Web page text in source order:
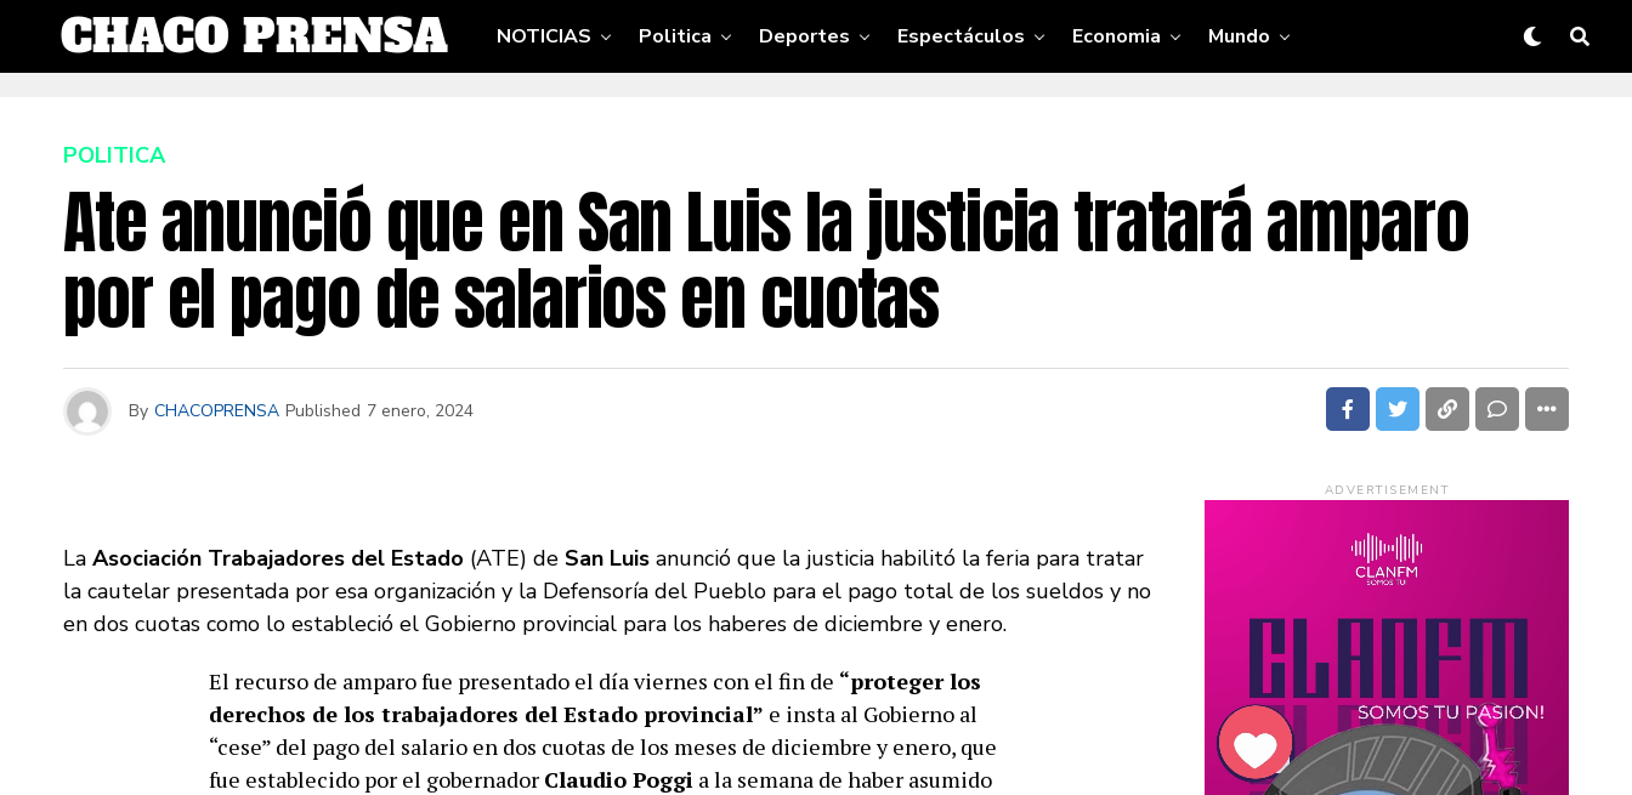
NOTICIAS Politica Deportes Espectáculos Economia Mundo
POLITICA
Ate anunció que en San Luis la justicia tratará amparo
por el pago de salarios en cuotas
By CHACOPRENSA Published 7 enero, 2024
La Asociación Trabajadores del Estado (ATE) de San Luis anunció que la justicia habilitó la feria para tratar
la cautelar presentada por esa organización y la Defensoría del Pueblo para el pago total de los sueldos y no
en dos cuotas como lo estableció el Gobierno provincial para los haberes de diciembre y enero.
El recurso de amparo fue presentado el día viernes con el fin de “proteger los
derechos de los trabajadores del Estado provincial” e insta al Gobierno al
“cese” del pago del salario en dos cuotas de los meses de diciembre y enero, que
fue establecido por el gobernador Claudio Poggi a la semana de haber asumido
ADVERTISEMENT